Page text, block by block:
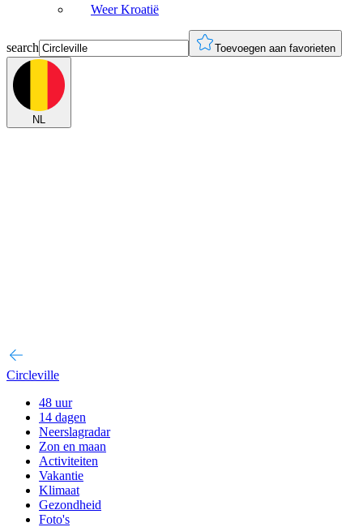
Weer Kroatië
search Toevoegen aan favorieten
NL
Circleville
48 uur
14 dagen
Neerslagradar
Zon en maan
Activiteiten
Vakantie
Klimaat
Gezondheid
Foto's